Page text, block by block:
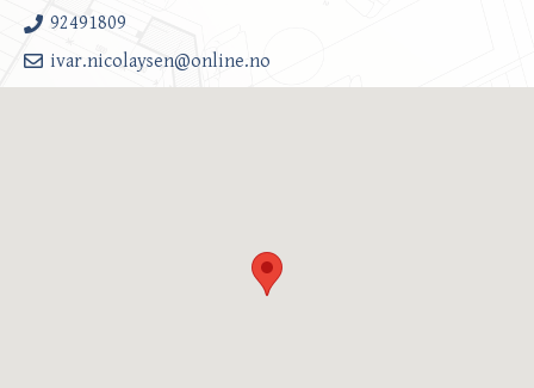
92491809
ivar.nicolaysen@online.no